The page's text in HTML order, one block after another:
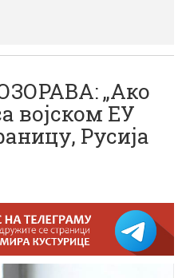
„Ако
војском ЕУ
Русија